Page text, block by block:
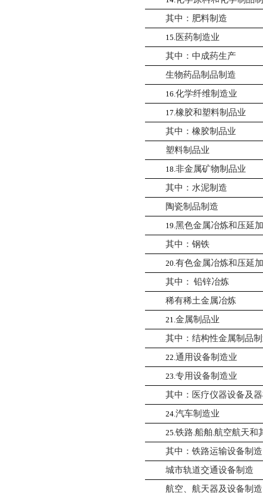
其中：肥料制造
15. 医药制造业
其中：中成药生产
生物药品制品制造
16.化学纤维制造业
17.橡胶和塑料制品业
其中：橡胶制品业
塑料制品业
18.非金属矿物制品业
其中：水泥制造
陶瓷制品制造
19.黑色金属冶炼和压延
其中：钢铁
20.有色金属冶炼和压延
其中： 铅锌冶炼
稀有稀土金属冶炼
21.金属制品业
其中：结构性金属制品
22.通用设备制造业
23.专用设备制造业
其中：医疗仪器设备及
24.汽车制造业
25.铁路.船舶.航空航天和
其中：铁路运输设备制造
城市轨道交通设备制造
航空、航天器及设备制造